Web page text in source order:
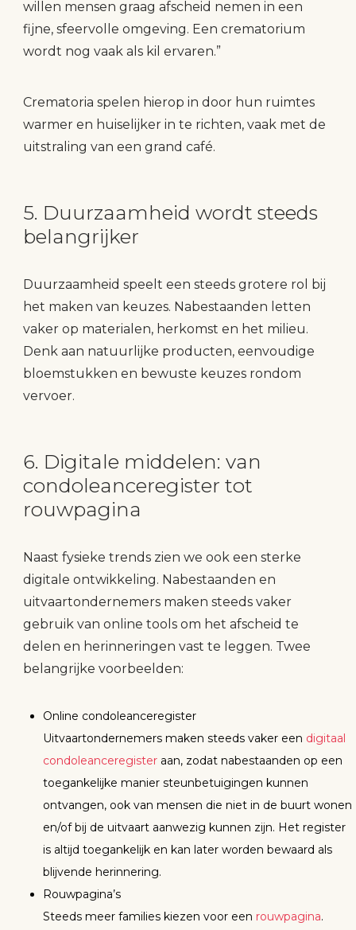
willen mensen graag afscheid nemen in een
fijne, sfeervolle omgeving. Een crematorium
wordt nog vaak als kil ervaren.”
Crematoria spelen hierop in door hun ruimtes
warmer en huiselijker in te richten, vaak met de
uitstraling van een grand café.
5. Duurzaamheid wordt steeds
belangrijker
Duurzaamheid speelt een steeds grotere rol bij
het maken van keuzes. Nabestaanden letten
vaker op materialen, herkomst en het milieu.
Denk aan natuurlijke producten, eenvoudige
bloemstukken en bewuste keuzes rondom
vervoer.
6. Digitale middelen: van
condoleanceregister tot
rouwpagina
Naast fysieke trends zien we ook een sterke
digitale ontwikkeling. Nabestaanden en
uitvaartondernemers maken steeds vaker
gebruik van online tools om het afscheid te
delen en herinneringen vast te leggen. Twee
belangrijke voorbeelden:
Online condoleanceregister
Uitvaartondernemers maken steeds vaker een digitaal
condoleanceregisteraan, zodat nabestaanden op een
toegankelijke manier steunbetuigingen kunnen
ontvangen, ook van mensen die niet in de buurt wonen
en/of bij de uitvaart aanwezig kunnen zijn. Het register
is altijd toegankelijk en kan later worden bewaard als
blijvende herinnering.
Rouwpagina’s
Steeds meer families kiezen voor een rouwpagina.